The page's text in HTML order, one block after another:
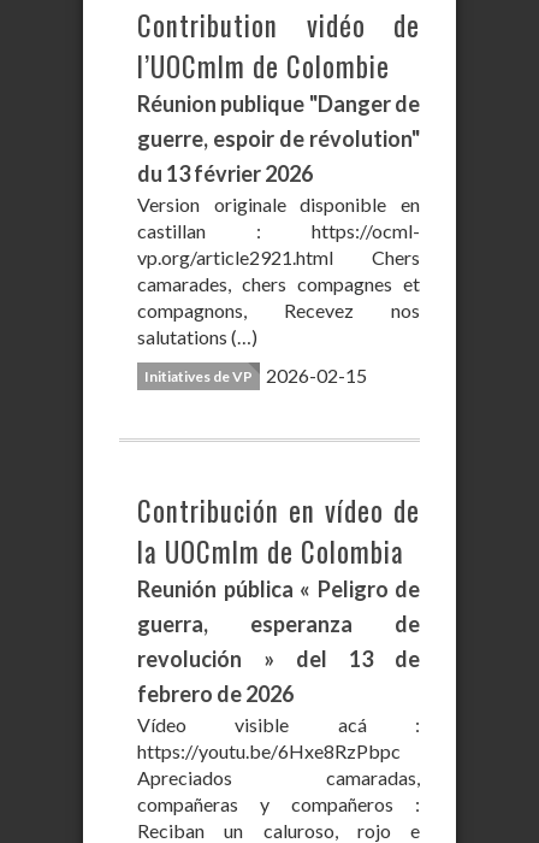
Contribution vidéo de
l’UOCmlm de Colombie
Réunion publique "Danger de
guerre, espoir de révolution"
du 13 février 2026
Version originale disponible en
castillan : https://ocml-
vp.org/article2921.html Chers
camarades, chers compagnes et
compagnons, Recevez nos
salutations (…)
Initiatives de VP 2026-02-15
Contribución en vídeo de
la UOCmlm de Colombia
Reunión pública « Peligro de
guerra, esperanza de
revolución » del 13 de
febrero de 2026
Vídeo visible acá :
https://youtu.be/6Hxe8RzPbpc
Apreciados camaradas,
compañeras y compañeros :
Reciban un caluroso, rojo e